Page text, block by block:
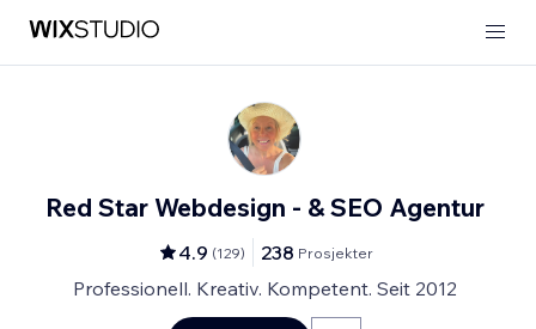
Red Star Webdesign - & SEO Agentur
4.9 (129) 238 Prosjekter
Professionell. Kreativ. Kompetent. Seit 2012